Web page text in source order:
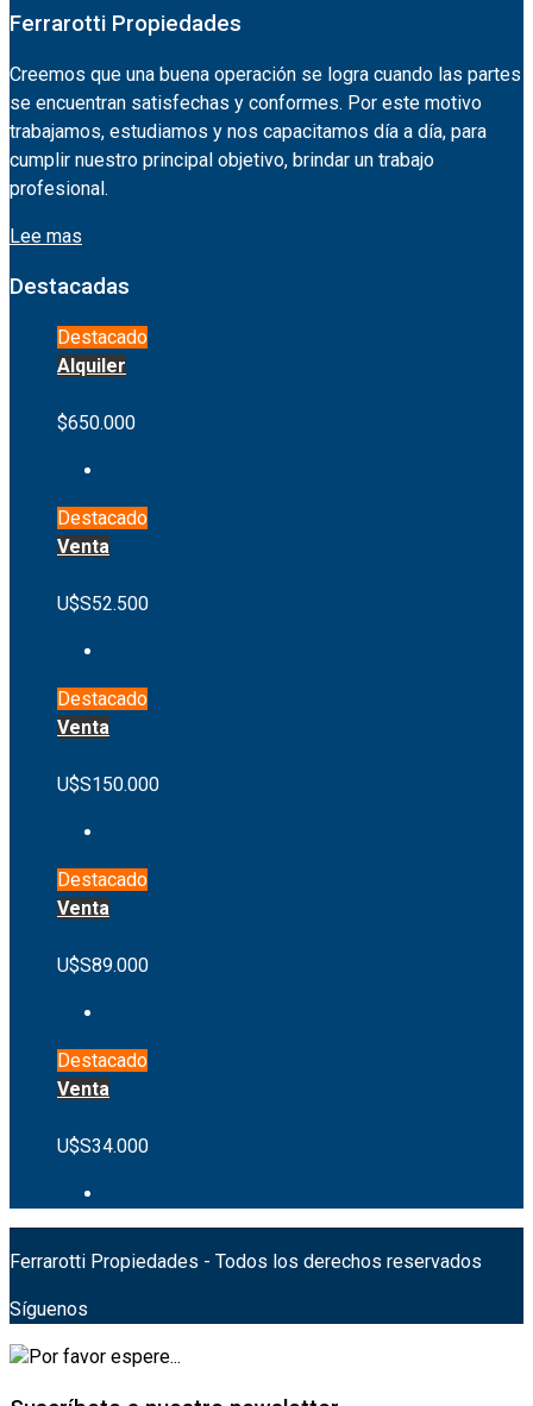
Ferrarotti Propiedades
Creemos que una buena operación se logra cuando las partes
se encuentran satisfechas y conformes. Por este motivo
trabajamos, estudiamos y nos capacitamos día a día, para
cumplir nuestro principal objetivo, brindar un trabajo
profesional.
Lee mas
Destacadas
Destacado
Alquiler
$650.000
Destacado
Venta
U$S52.500
Destacado
Venta
U$S150.000
Destacado
Venta
U$S89.000
Destacado
Venta
U$S34.000
Ferrarotti Propiedades - Todos los derechos reservados
Síguenos
Por favor espere...